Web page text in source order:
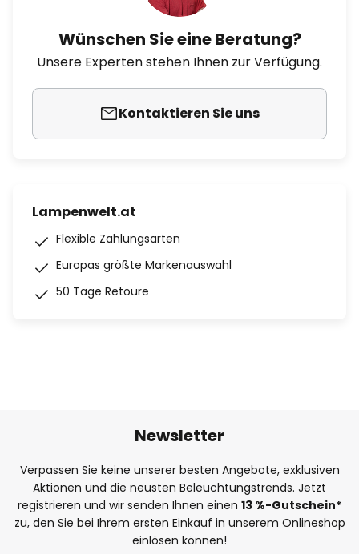
Wünschen Sie eine Beratung?
Unsere Experten stehen Ihnen zur Verfügung.
Kontaktieren Sie uns
Lampenwelt.at
Flexible Zahlungsarten
Europas größte Markenauswahl
50 Tage Retoure
Newsletter
Verpassen Sie keine unserer besten Angebote, exklusiven
Aktionen und die neusten Beleuchtungstrends. Jetzt
registrieren und wir senden Ihnen einen 13 %-Gutschein*
zu, den Sie bei Ihrem ersten Einkauf in unserem Onlineshop
einlösen können!